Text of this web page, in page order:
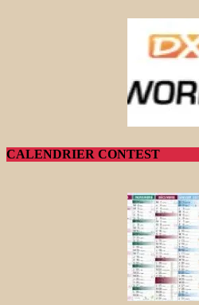
CALENDRIER CONTEST